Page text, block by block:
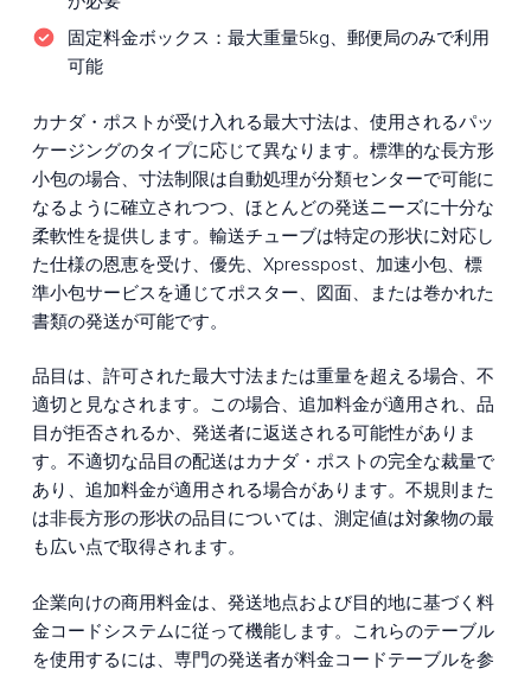
固定料金ボックス： 最大重量5kg、郵便局のみで利用
可能
カナダ・ポストが受け入れる最大寸法は、使用されるパッ
ケージングのタイプに応じて異なります。標準的な長方形
小包の場合、寸法制限は自動処理が分類センターで可能に
なるように確立されつつ、ほとんどの発送ニーズに十分な
柔軟性を提供します。輸送チューブは特定の形状に対応し
た仕様の恩恵を受け、優先、Xpresspost、加速小包、標
準小包サービスを通じてポスター、図面、または巻かれた
書類の発送が可能です。
品目は、許可された最大寸法または重量を超える場合、不
適切と見なされます。この場合、追加料金が適用され、品
目が拒否されるか、発送者に返送される可能性がありま
す。不適切な品目の配送はカナダ・ポストの完全な裁量で
あり、追加料金が適用される場合があります。不規則また
は非長方形の形状の品目については、測定値は対象物の最
も広い点で取得されます。
企業向けの商用料金は、発送地点および目的地に基づく料
金コードシステムに従って機能します。これらのテーブル
を使用するには、専門の発送者が料金コードテーブルを参